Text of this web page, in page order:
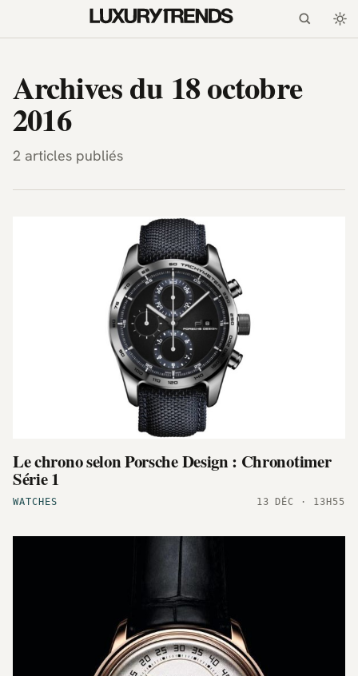
LuxuryTrends.fr —
Archives du 18 octobre
2016
2 articles publiés
WATCHES
Le chrono selon Porsche Design : Chronotimer
Série 1
13 DÉC · 13H55